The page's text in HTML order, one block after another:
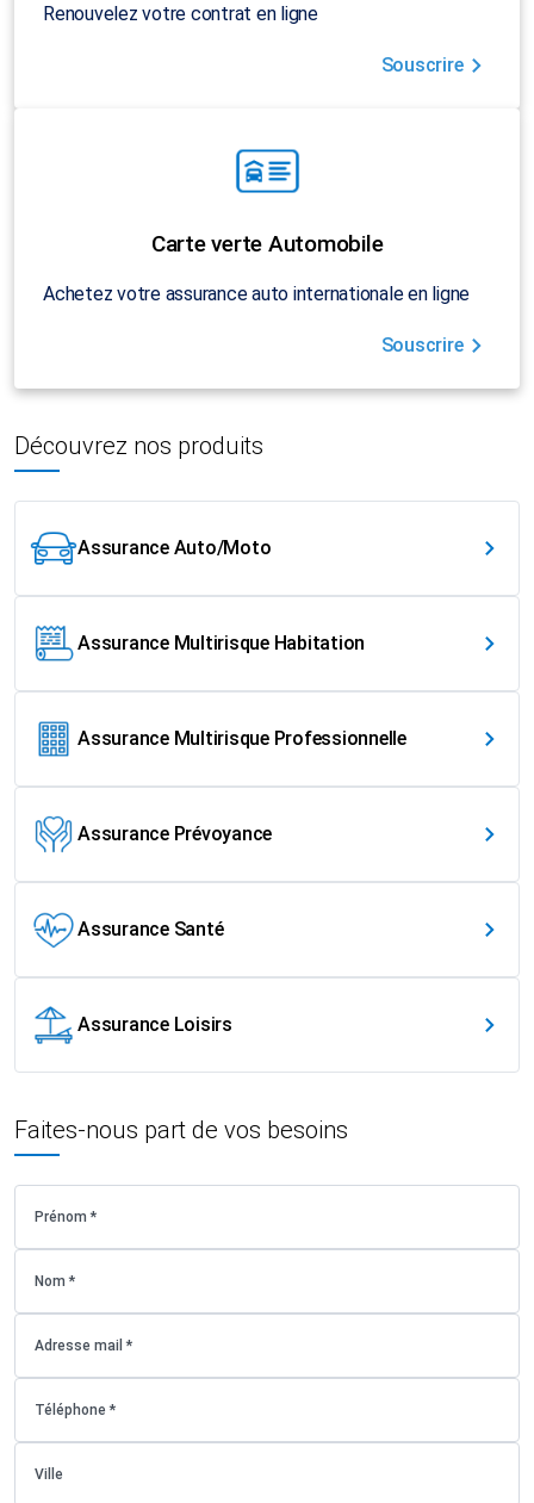
Renouvelez votre contrat en ligne
Souscrire
Carte verte Automobile
Achetez votre assurance auto internationale en ligne
Souscrire
Découvrez nos produits
Assurance Auto/Moto
Assurance Multirisque Habitation
Assurance Multirisque Professionnelle
Assurance Prévoyance
Assurance Santé
Assurance Loisirs
Faites-nous part de vos besoins